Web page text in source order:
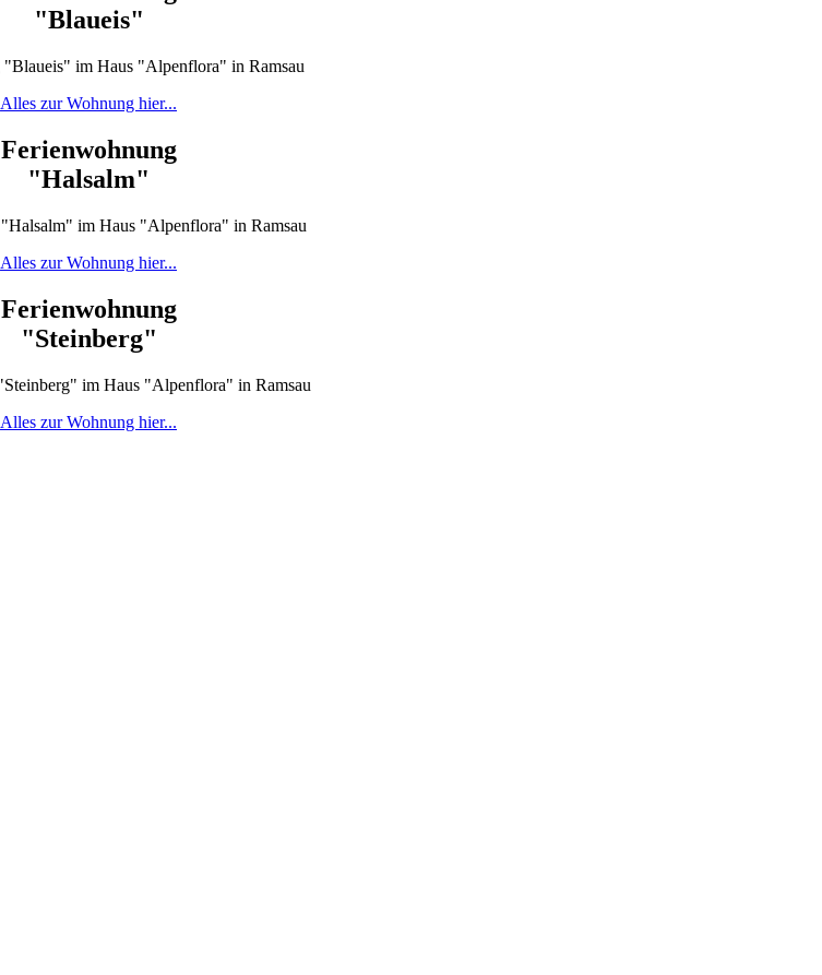
"Blaueis"
Alles zur Wohnung hier...
Ferienwohnung
"Halsalm"
Alles zur Wohnung hier...
Ferienwohnung
"Steinberg"
Alles zur Wohnung hier...